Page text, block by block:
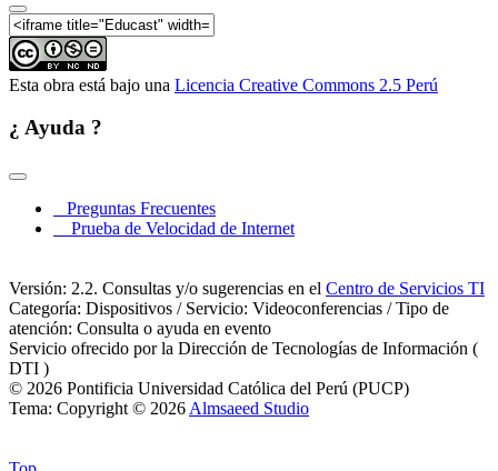
Esta obra está bajo una Licencia Creative Commons 2.5 Perú
¿ Ayuda ?
Preguntas Frecuentes
Prueba de Velocidad de Internet
Versión: 2.2. Consultas y/o sugerencias en el Centro de Servicios TI
Categoría: Dispositivos / Servicio: Videoconferencias / Tipo de
atención: Consulta o ayuda en evento
Servicio ofrecido por la Dirección de Tecnologías de Información (
DTI )
© 2026 Pontificia Universidad Católica del Perú (PUCP)
Tema: Copyright © 2026 Almsaeed Studio